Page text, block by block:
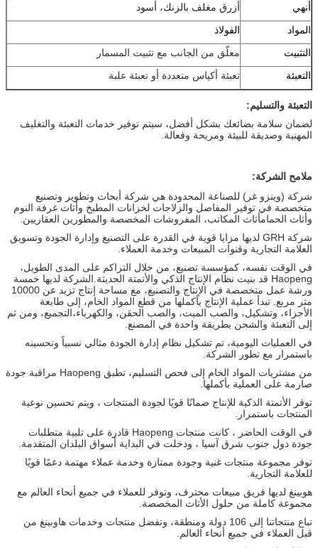
أنهي
أزرق مغلف بالزنك، أسود
المواد
الفولاذ
التثبيت
معلّق من الجانب مع تثبيت المسمار
التعبئة
تعبئة أكياس متعددة أو تعبئة علبة
التعبئة والتسليم:
المهنية وصديقة للبيئة ومريحة وفعالة.
ملامح الشركة:
شركة (وينزو غر) للصناعة المحدودة هي شركة أبحاث وتطوير وتصنيع
متخصصة في توفير المفاصل والزلاجات لخزانات المطبخ وأثاث غرفة النوم
وأثاث الحمامأثاث المكاتب، المفروشات المخصصة والمطورين العقاريين.
شركة GRH لديها مزايا قوية في القدرة على التصنيع وإدارة الجودة وتسويق
العلامة التجارية وقنوات المبيعات وخدمة العملاء.
في الوقت نفسه، كمؤسسة تصنيع، من خلال التراكم على المدى الطويل،
Haopeng قد بنيت نظام الإنتاج الذكي والأتمتة الحديثة.الشركة لديها خمسة
ورشة عمل متخصصة في الإنتاج والتصنيع، مع مساحة إنتاج تزيد عن 10000
متر مربع. تبدأ عملية الإنتاج بأكملها من قطع المواد الخام، إلى طابعة
الأجزاء، وتشكيل، والصب الميت، والصب الحقن، والكهرباء،التجميع، ومن ثم
إلى التعبئة والشحن بطريقة واحدة في المصنع.
في العمليات اليومية، تم تشكيل نظام إدارة الجودة مثالي نسبياً وتحسينه
باستمرار مع تطور الشركة.
من مشتريات المواد الخام إلى فحص التسليم، تطبق Haopeng مراقبة جودة
صارمة على العملية بأكملها.
توفر الأتمتة الذكية للإنتاج ضمانًا قويًا لجودة المنتجات ، ويتم تحسين نوعية
المنتجات باستمرار.
في الوقت الحاضر ، كانت منتجات Haopeng قادرة على تلبية متطلبات
جودة دول جنوب شرق آسيا ، ودخلت في البداية أسواق البلدان المتقدمة.
توفر مجموعة منتجات غنية وجودة ممتازة وخدمة عملاء مهتمة دعمًا قويًا
للعلامة التجارية.
هوبينغ لديها فريق مبيعات محترف، وتوفر للعملاء في جميع أنحاء العالم مع
مجموعة كاملة من حلول الأثاث المخصصة.
تباع منتجاتنا إلى 106 دولة ومنطقة، وتفضل منتجات وخدمات هاوبينغ من
قبل العملاء في جميع أنحاء العالم.